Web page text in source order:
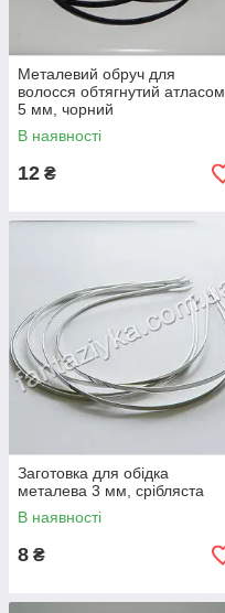
Металевий обруч для
волосся обтягнутий атласом
5 мм, чорний
В наявності
12 ₴
Заготовка для обідка
металева 3 мм, срібляста
В наявності
8 ₴